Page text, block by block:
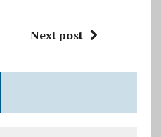
Next post